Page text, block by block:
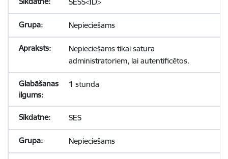
Nepieciešams
Nepieciešams tikai satura
administratoriem, lai autentificētos.
1 stunda
SES
Nepieciešams